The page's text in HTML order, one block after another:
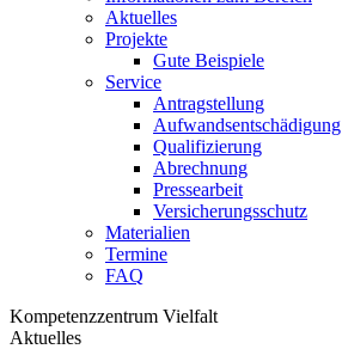
Aktuelles
Projekte
Gute Beispiele
Service
Antragstellung
Aufwandsentschädigung
Qualifizierung
Abrechnung
Pressearbeit
Versicherungsschutz
Materialien
Termine
FAQ
Kompetenzzentrum Vielfalt
Aktuelles